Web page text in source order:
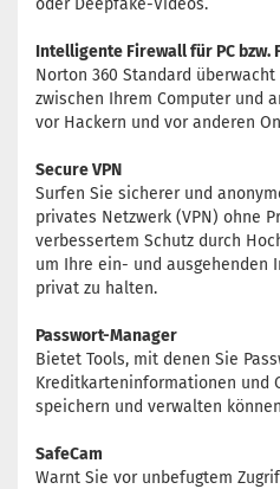
oder Deepfake-Videos.
Intelligente Firewall für PC bzw.
Norton 360 Standard
zwischen Ihrem Computer und
vor Hackern und vor anderen
Secure VPN
Surfen Sie sicherer und
privates Netzwerk (VPN) ohne
verbessertem Schutz durch
um Ihre ein- und ausgehenden
privat zu halten.
Passwort-Manager
Bietet Tools, mit denen Sie
Kreditkarteninformationen und
speichern und verwalten
SafeCam
Warnt Sie vor unbefugtem